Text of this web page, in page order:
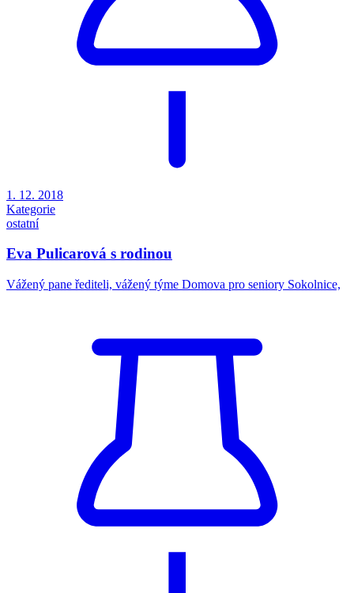
1. 12. 2018
Kategorie
ostatní
Eva Pulicarová s rodinou
Vážený pane řediteli, vážený týme Domova pro seniory Sokolnice,